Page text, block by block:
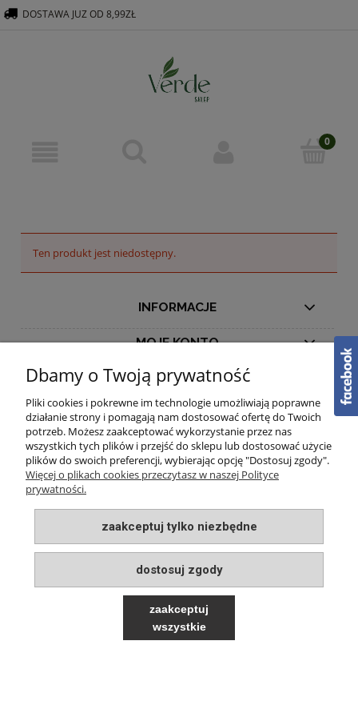
DOSTAWA JUZ OD 8,99ZŁ
Ten produkt jest niedostępny.
INFORMACJE
MOJE KONTO
PŁATNOŚCI I DOSTAWA
O NAS
pokaż pełną wersję strony
Sklep internetowy Shoper.pl
Dbamy o Twoją prywatność
Pliki cookies i pokrewne im technologie umożliwiają poprawne
działanie strony i pomagają nam dostosować ofertę do Twoich
potrzeb. Możesz zaakceptować wykorzystanie przez nas
wszystkich tych plików i przejść do sklepu lub dostosować użycie
plików do swoich preferencji, wybierając opcję "Dostosuj zgody".
Więcej o plikach cookies przeczytasz w naszej Polityce
prywatności.
zaakceptuj tylko niezbędne
dostosuj zgody
zaakceptuj
wszystkie